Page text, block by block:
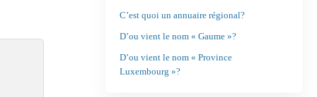
C’est quoi un annuaire régional?
D’ou vient le nom « Gaume »?
D’ou vient le nom « Province
Luxembourg »?